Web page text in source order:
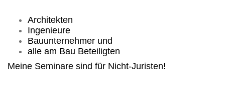
Architekten
Ingenieure
Bauunternehmer und
alle am Bau Beteiligten
Meine Seminare sind für Nicht-Juristen!